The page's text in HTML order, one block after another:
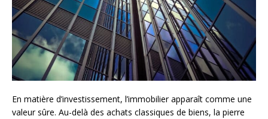
En matière d’investissement, l’immobilier apparaît comme une
valeur sûre. Au-delà des achats classiques de biens, la pierre